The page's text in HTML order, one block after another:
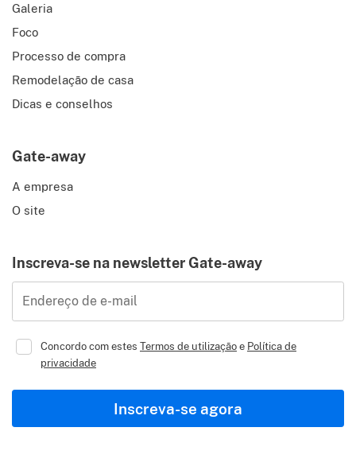
Galeria
Foco
Processo de compra
Remodelação de casa
Dicas e conselhos
Gate-away
A empresa
O site
Inscreva-se na newsletter Gate-away
Endereço de e-mail
Concordo com estes Termos de utilizaçãoe Política de
privacidade
Inscreva-se agora